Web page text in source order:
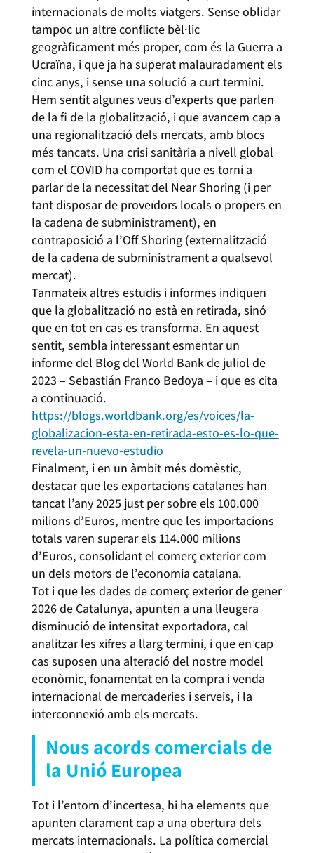
internacionals de molts viatgers. Sense oblidar
tampoc un altre conflicte bèl·lic
geogràficament més proper, com és la Guerra a
Ucraïna, i que ja ha superat malauradament els
cinc anys, i sense una solució a curt termini.
Hem sentit algunes veus d’experts que parlen
de la fi de la globalització, i que avancem cap a
una regionalització dels mercats, amb blocs
més tancats. Una crisi sanitària a nivell global
com el COVID ha comportat que es torni a
parlar de la necessitat del Near Shoring (i per
tant disposar de proveïdors locals o propers en
la cadena de subministrament), en
contraposició a l’Off Shoring (externalització
de la cadena de subministrament a qualsevol
mercat).
Tanmateix altres estudis i informes indiquen
que la globalització no està en retirada, sinó
que en tot en cas es transforma. En aquest
sentit, sembla interessant esmentar un
informe del Blog del World Bank de juliol de
2023 – Sebastián Franco Bedoya – i que es cita
a continuació.
https://blogs.worldbank.org/es/voices/la-
globalizacion-esta-en-retirada-esto-es-lo-que-
revela-un-nuevo-estudio
Finalment, i en un àmbit més domèstic,
destacar que les exportacions catalanes han
tancat l’any 2025 just per sobre els 100.000
milions d’Euros, mentre que les importacions
totals varen superar els 114.000 milions
d’Euros, consolidant el comerç exterior com
un dels motors de l’economia catalana.
Tot i que les dades de comerç exterior de gener
2026 de Catalunya, apunten a una lleugera
disminució de intensitat exportadora, cal
analitzar les xifres a llarg termini, i que en cap
cas suposen una alteració del nostre model
econòmic, fonamentat en la compra i venda
internacional de mercaderies i serveis, i la
interconnexió amb els mercats.
Nous acords comercials de
la Unió Europea
Tot i l’entorn d’incertesa, hi ha elements que
apunten clarament cap a una obertura dels
mercats internacionals. La política comercial